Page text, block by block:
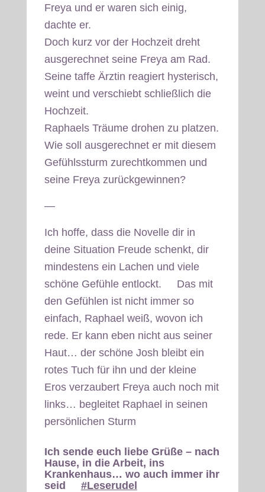
Freya und er waren sich einig,
dachte er.
Doch kurz vor der Hochzeit dreht
ausgerechnet seine Freya am Rad.
Seine taffe Ärztin reagiert hysterisch,
weint und verschiebt schließlich die
Hochzeit.
Raphaels Träume drohen zu platzen.
Wie soll ausgerechnet er mit diesem
Gefühlssturm zurechtkommen und
seine Freya zurückgewinnen?
—
Ich hoffe, dass die Novelle dir in
deine Situation Freude schenkt, dir
mindestens ein Lachen und viele
schöne Gefühle entlockt.
Das mit
den Gefühlen ist nicht immer so
einfach, Raphael weiß, wovon ich
rede. Er kann eben nicht aus seiner
Haut… der schöne Josh bleibt ein
rotes Tuch für ihn und der kleine
Eros verzaubert Freya auch noch mit
links… begleitet Raphael in seinen
persönlichen Sturm
Ich sende euch liebe Grüße – nach
Hause, in die Arbeit, ins
Krankenhaus… wo auch immer ihr
seid
#Leserudel